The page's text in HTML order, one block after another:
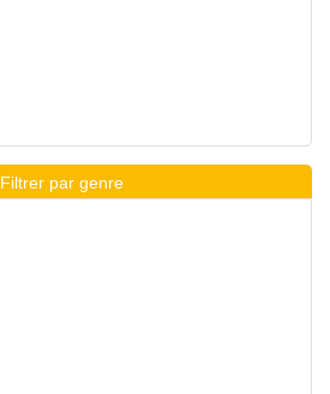
Filtrer par genre